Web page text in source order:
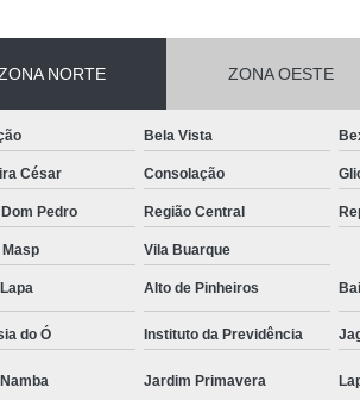
NORTE ZONA OESTE
Bela Vista
César Consolação
Pedro Região Central
Masp Vila Buarque
Alto de Pinheiros
do Ó Instituto da Previdência
Jardim Primavera